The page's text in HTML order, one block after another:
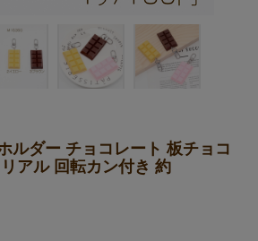
ルダー チョコレート 板チョコ
アル 回転カン付き 約